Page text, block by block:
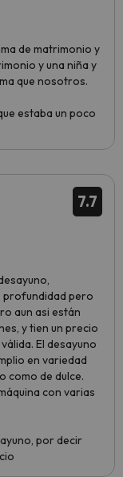
de matrimonio y
y una niña y
que nosotros.
estaba un poco
7.7
profundidad pero
aun asi están
y tien un precio
El desayuno
en variedad
como de dulce.
con varias
por decir